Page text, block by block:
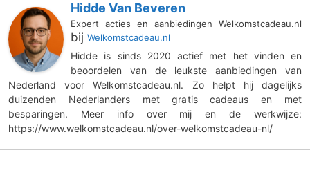
Hidde Van Beveren
Expert acties en aanbiedingen Welkomstcadeau.nl
bij Welkomstcadeau.nl
Hidde is sinds 2020 actief met het vinden en
beoordelen van de leukste aanbiedingen van
Nederland voor Welkomstcadeau.nl. Zo helpt hij dagelijks
duizenden Nederlanders met gratis cadeaus en met
besparingen. Meer info over mij en de werkwijze:
https://www.welkomstcadeau.nl/over-welkomstcadeau-nl/